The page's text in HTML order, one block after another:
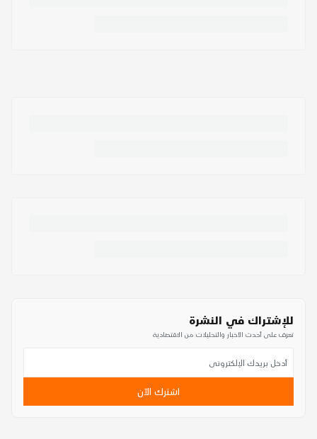
للإشتراك في النشرة
تعرف على أحدث الأخبار والتحليلات من الاقتصادية
اشترك الآن